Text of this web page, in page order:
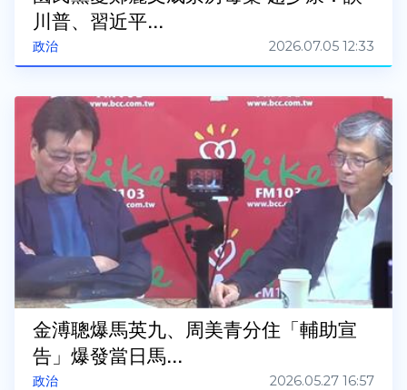
政治
川普、習近平...
2026.07.05 12:33
政治
金溥聰爆馬英九、周美青分住「輔助宣
告」爆發當日馬...
2026.05.27 16:57